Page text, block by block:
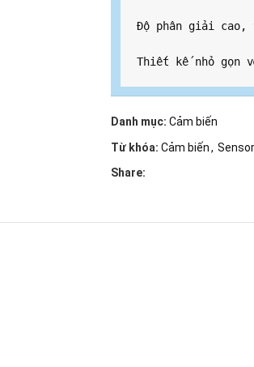
Độ phân giải cao,
Thiết kế nhỏ gọn
Danh mục: Cảm biến
Từ khóa: Cảm biến, Sensor
Share: